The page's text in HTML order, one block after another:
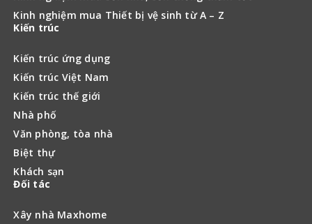
Kinh nghiệm mua Thiết bị vệ sinh từ A – Z
Kiến trúc
Kiến trúc ứng dụng
Kiến trúc Việt Nam
Kiến trúc thế giới
Nhà phố
Văn phòng, tòa nhà
Biệt thự
Khách sạn
Đối tác
Xây nhà Maxhome